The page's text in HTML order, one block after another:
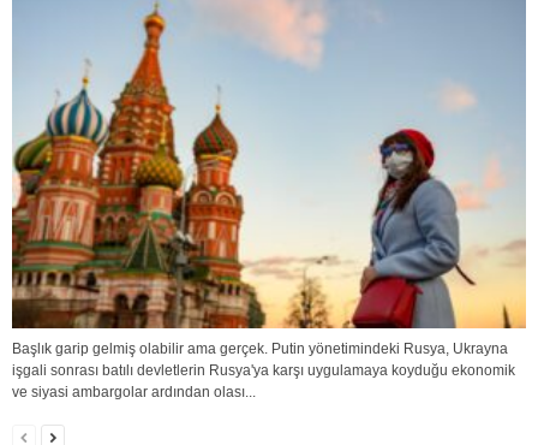
Başlık garip gelmiş olabilir ama gerçek. Putin yönetimindeki Rusya, Ukrayna
işgali sonrası batılı devletlerin Rusya'ya karşı uygulamaya koyduğu ekonomik
ve siyasi ambargolar ardından olası...